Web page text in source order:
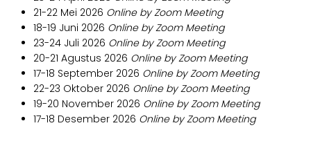
21-22 Mei 2026 Online by Zoom Meeting
18-19 Juni 2026 Online by Zoom Meeting
23-24 Juli 2026 Online by Zoom Meeting
20-21 Agustus 2026 Online by Zoom Meeting
17-18 September 2026 Online by Zoom Meeting
22-23 Oktober 2026 Online by Zoom Meeting
19-20 November 2026 Online by Zoom Meeting
17-18 Desember 2026 Online by Zoom Meeting